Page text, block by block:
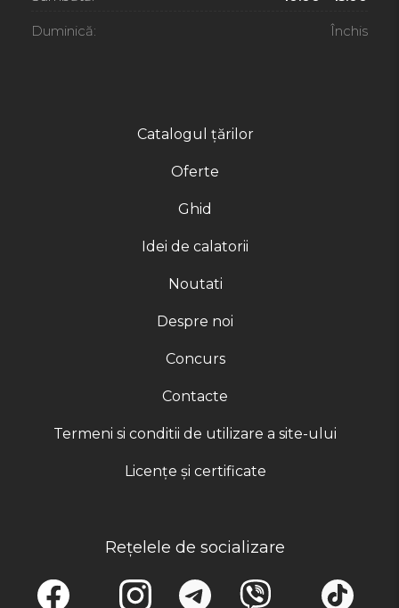
Catalogul țărilor
Oferte
Ghid
Idei de calatorii
Noutati
Despre noi
Concurs
Contacte
Termeni si conditii de utilizare a site-ului
Licențe și certificate
Rețelele de socializare
Duminică: Închis